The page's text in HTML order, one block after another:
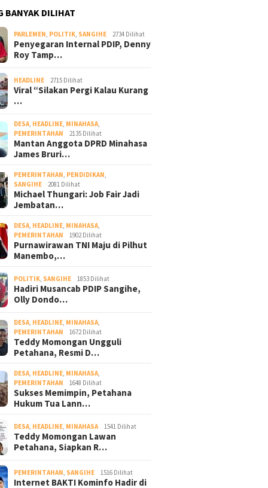
BANYAK DILIHAT
PARLEMEN, POLITIK, SANGIHE 2734 Dilihat
Penyegaran Internal PDIP, Denny
Roy Tamp…
HEADLINE 2715 Dilihat
Viral “Silakan Pergi Kalau Kurang
…
DESA, HEADLINE, MINAHASA,
PEMERINTAHAN
2135 Dilihat
Mantan Anggota DPRD Minahasa
James Bruri…
PEMERINTAHAN, PENDIDIKAN,
SANGIHE
2081 Dilihat
Michael Thungari: Job Fair Jadi
Jembatan…
DESA, HEADLINE, MINAHASA,
PEMERINTAHAN
1902 Dilihat
Purnawirawan TNI Maju di Pilhut
Manembo,…
POLITIK, SANGIHE 1853 Dilihat
Hadiri Musancab PDIP Sangihe,
Olly Dondo…
DESA, HEADLINE, MINAHASA,
PEMERINTAHAN
1672 Dilihat
Teddy Momongan Ungguli
Petahana, Resmi D…
DESA, HEADLINE, MINAHASA,
PEMERINTAHAN
1648 Dilihat
Sukses Memimpin, Petahana
Hukum Tua Lann…
DESA, HEADLINE, MINAHASA 1541 Dilihat
Teddy Momongan Lawan
Petahana, Siapkan R…
PEMERINTAHAN, SANGIHE 1516 Dilihat
Internet BAKTI Kominfo Hadir di